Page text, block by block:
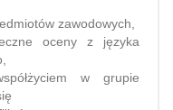
zawodowych,
oceny z języka
w grupie